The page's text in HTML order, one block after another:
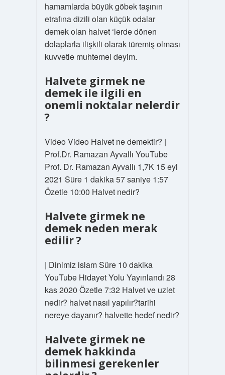
hamamlarda büyük göbek taşının
etrafına dizili olan küçük odalar
demek olan halvet ‘lerde dönen
dolaplarla ilişkili olarak türemiş olması
kuvvetle muhtemel deyim.
Halvete girmek ne
demek ile ilgili en
onemli noktalar nelerdir
?
Video Video Halvet ne demektir? |
Prof.Dr. Ramazan Ayvallı YouTube
Prof. Dr. Ramazan Ayvallı 1,7K 15 eyl
2021 Süre 1 dakika 57 saniye 1:57
Özetle 10:00 Halvet nedir?
Halvete girmek ne
demek neden merak
edilir ?
| Dinimiz islam Süre 10 dakika
YouTube Hidayet Yolu Yayınlandı 28
kas 2020 Özetle 7:32 Halvet ve uzlet
nedir? halvet nasıl yapılır?tarihi
nereye dayanır? halvette hedef nedir?
Halvete girmek ne
demek hakkinda
bilinmesi gerekenler